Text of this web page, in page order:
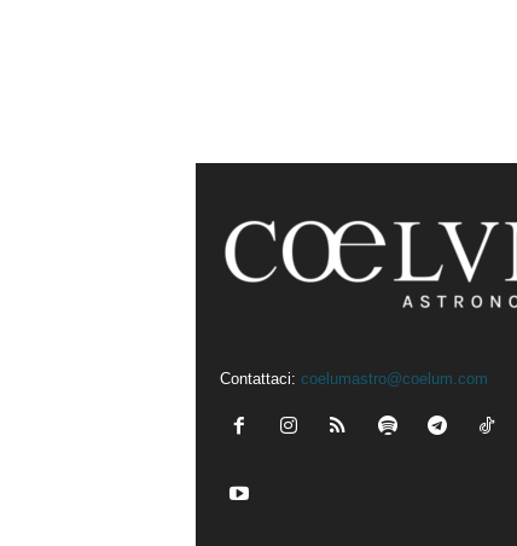
Contattaci: coelumastro@coelum.com